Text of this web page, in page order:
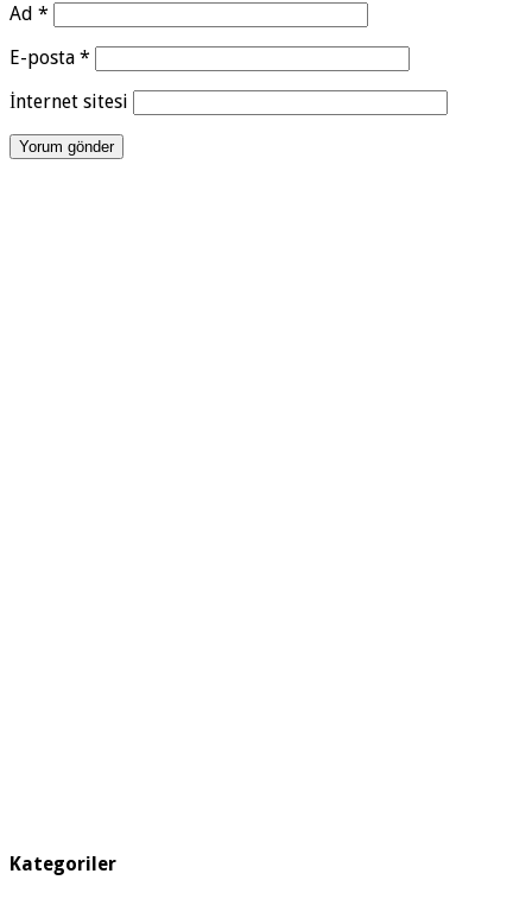
Ad *
E-posta *
İnternet sitesi
Kategoriler